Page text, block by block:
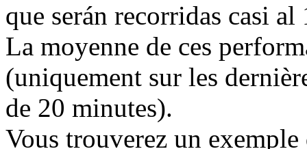
que serán recorridas casi
La moyenne de ces
(uniquement sur les
de 20 minutes).
Vous trouverez un